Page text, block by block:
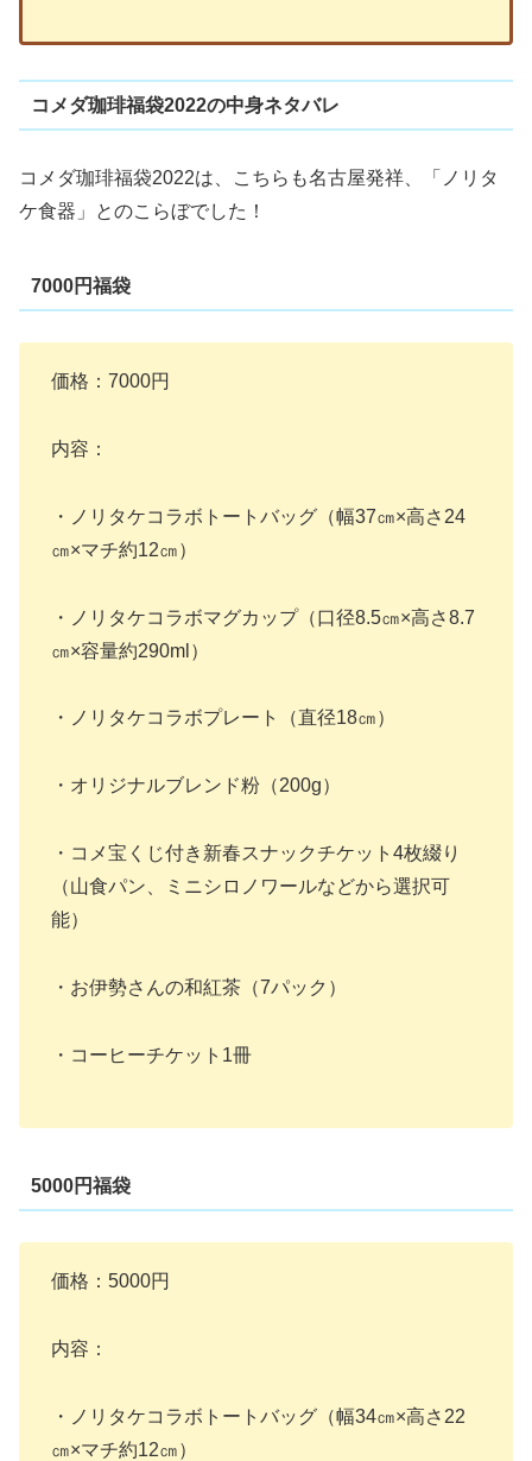
コメダ珈琲福袋2022の中身ネタバレ
コメダ珈琲福袋2022は、こちらも名古屋発祥、「ノリタ
ケ食器」とのこらぼでした！
7000円福袋
価格：7000円
内容：
・ノリタケコラボトートバッグ（幅37㎝×高さ24
㎝×マチ約12㎝）
・ノリタケコラボマグカップ（口径8.5㎝×高さ8.7
㎝×容量約290ml）
・ノリタケコラボプレート（直径18㎝）
・オリジナルブレンド粉（200g）
・コメ宝くじ付き新春スナックチケット4枚綴り
（山食パン、ミニシロノワールなどから選択可
能）
・お伊勢さんの和紅茶（7パック）
・コーヒーチケット1冊
5000円福袋
価格：5000円
内容：
・ノリタケコラボトートバッグ（幅34㎝×高さ22
㎝×マチ約12㎝）